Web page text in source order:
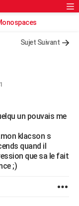
Rechercher
Sujet Suivant
un pouvais me
klacson s
quand il
que sa le fait
;)